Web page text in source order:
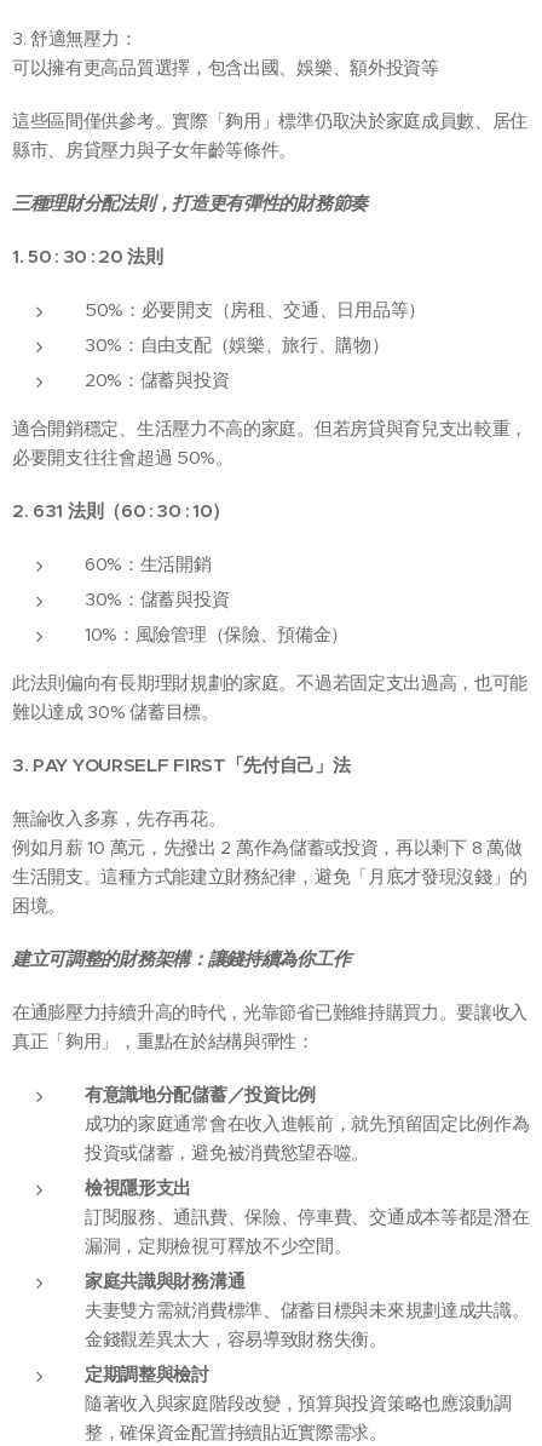
3. 舒適無壓力：
可以擁有更高品質選擇，包含出國、娛樂、額外投資等
這些區間僅供參考。實際「夠用」標準仍取決於家庭成員數、居住
縣市、房貸壓力與子女年齡等條件。
三種理財分配法則，打造更有彈性的財務節奏
1. 50 : 30 : 20法則
50%：必要開支（房租、交通、日用品等）
30%：自由支配（娛樂、旅行、購物）
20%：儲蓄與投資
適合開銷穩定、生活壓力不高的家庭。但若房貸與育兒支出較重，
必要開支往往會超過 50%。
2. 631 法則（60 : 30 :10）
60%：生活開銷
30%：儲蓄與投資
10%：風險管理（保險、預備金）
此法則偏向有長期理財規劃的家庭。不過若固定支出過高，也可能
難以達成 30% 儲蓄目標。
3. PAY YOURSELF FIRST 「先付自己」法
無論收入多寡，先存再花。
例如月薪 10 萬元，先撥出 2 萬作為儲蓄或投資，再以剩下 8 萬做
生活開支。這種方式能建立財務紀律，避免「月底才發現沒錢」的
困境。
建立可調整的財務架構：讓錢持續為你工作
在通膨壓力持續升高的時代，光靠節省已難維持購買力。要讓收入
真正「夠用」，重點在於結構與彈性：
有意識地分配儲蓄／投資比例
成功的家庭通常會在收入進帳前，就先預留固定比例作為
投資或儲蓄，避免被消費慾望吞噬。
檢視隱形支出
訂閱服務、通訊費、保險、停車費、交通成本等都是潛在
漏洞，定期檢視可釋放不少空間。
家庭共識與財務溝通
夫妻雙方需就消費標準、儲蓄目標與未來規劃達成共識。
金錢觀差異太大，容易導致財務失衡。
定期調整與檢討
隨著收入與家庭階段改變，預算與投資策略也應滾動調
整，確保資金配置持續貼近實際需求。